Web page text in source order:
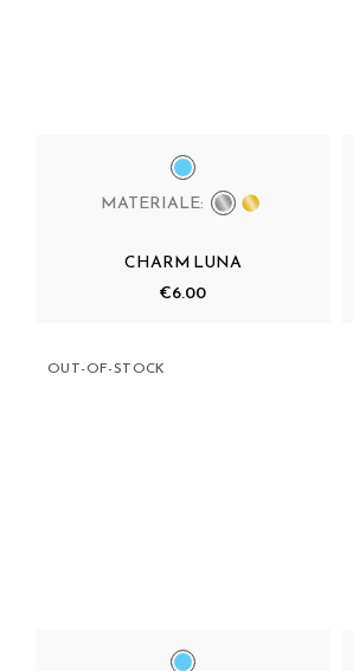
MATERIALE:
CHARM LUNA
€6.00
OUT-OF-STOCK